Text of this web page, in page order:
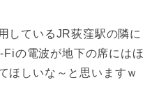
しているJR荻窪駅の隣に
の電波が地下の席にはほ
ほしいな～と思いますｗ